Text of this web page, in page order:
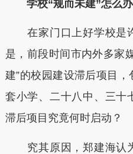
学校“规而未建”怎么办
在家门口上好学校是
是，前段时间市内外多家
建”的校园建设滞后项目
套小学、二十八中、三十
滞后项目究竟何时启动？
究其原因，郑建海认